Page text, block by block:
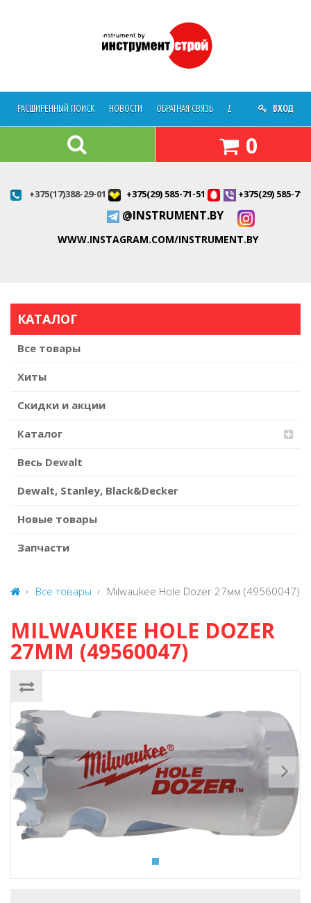
РАСШИРЕННЫЙ ПОИСК НОВОСТИ ОБРАТНАЯ СВЯЗЬ ДОСТАВКА О
ВХОД
0
+375(17)388-29-01 +375(29) 585-71-51 +375(29) 585-71-
@INSTRUMENT.BY
WWW.INSTAGRAM.COM/INSTRUMENT.BY
КАТАЛОГ
Все товары
Хиты
Скидки и акции
Каталог
Весь Dewalt
Dewalt, Stanley, Black&Decker
Новые товары
Запчасти
Все товары Milwaukee Hole Dozer 27мм (49560047)
MILWAUKEE HOLE DOZER
27ММ (49560047)
Previous